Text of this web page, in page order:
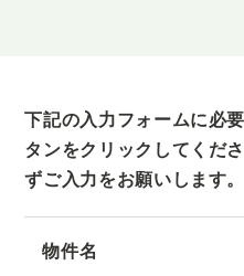
下記の入力フォームに必
タンをクリックしてくださ
ずご入力をお願いします。
物件名